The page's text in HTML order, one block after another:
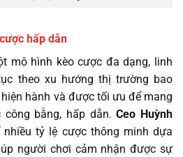
hấp dẫn
mô hình kèo cược đa dạng, linh
theo xu hướng thị trường bao
hành và được tối ưu để mang
công bằng, hấp dẫn.Ceo Huỳnh
nhiều tỷ lệ cược thông minh dựa
người chơi cảm nhận được sự